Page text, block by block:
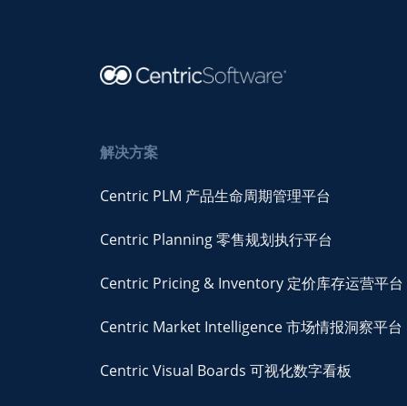
解决方案
Centric PLM 产品生命周期管理平台
Centric Planning 零售规划执行平台
Centric Pricing & Inventory 定价库存运营平台
Centric Market Intelligence 市场情报洞察平台
Centric Visual Boards 可视化数字看板